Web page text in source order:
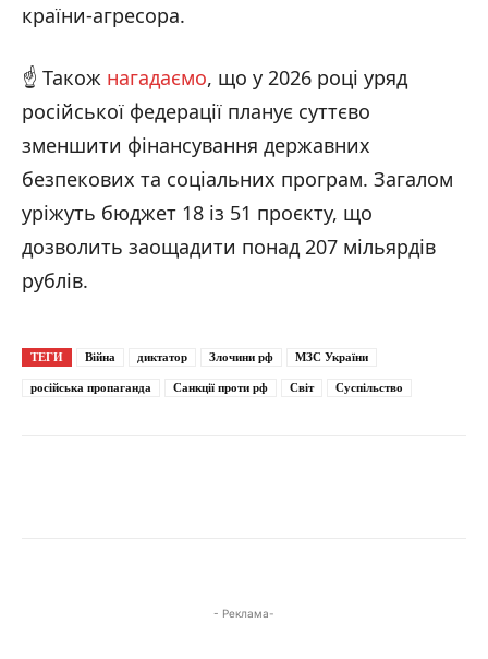
країни-агресора.
☝️ Також нагадаємо, що у 2026 році уряд
російської федерації планує суттєво
зменшити фінансування державних
безпекових та соціальних програм. Загалом
уріжуть бюджет 18 із 51 проєкту, що
дозволить заощадити понад 207 мільярдів
рублів.
ТЕГИ Війна диктатор Злочини рф МЗС України
російська пропаганда Санкції проти рф Світ Суспільство
- Реклама-